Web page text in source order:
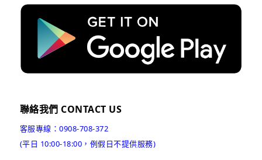
聯絡我們 CONTACT US
客服專線：0908-708-372
(平日 10:00-18:00，例假日不提供服務)